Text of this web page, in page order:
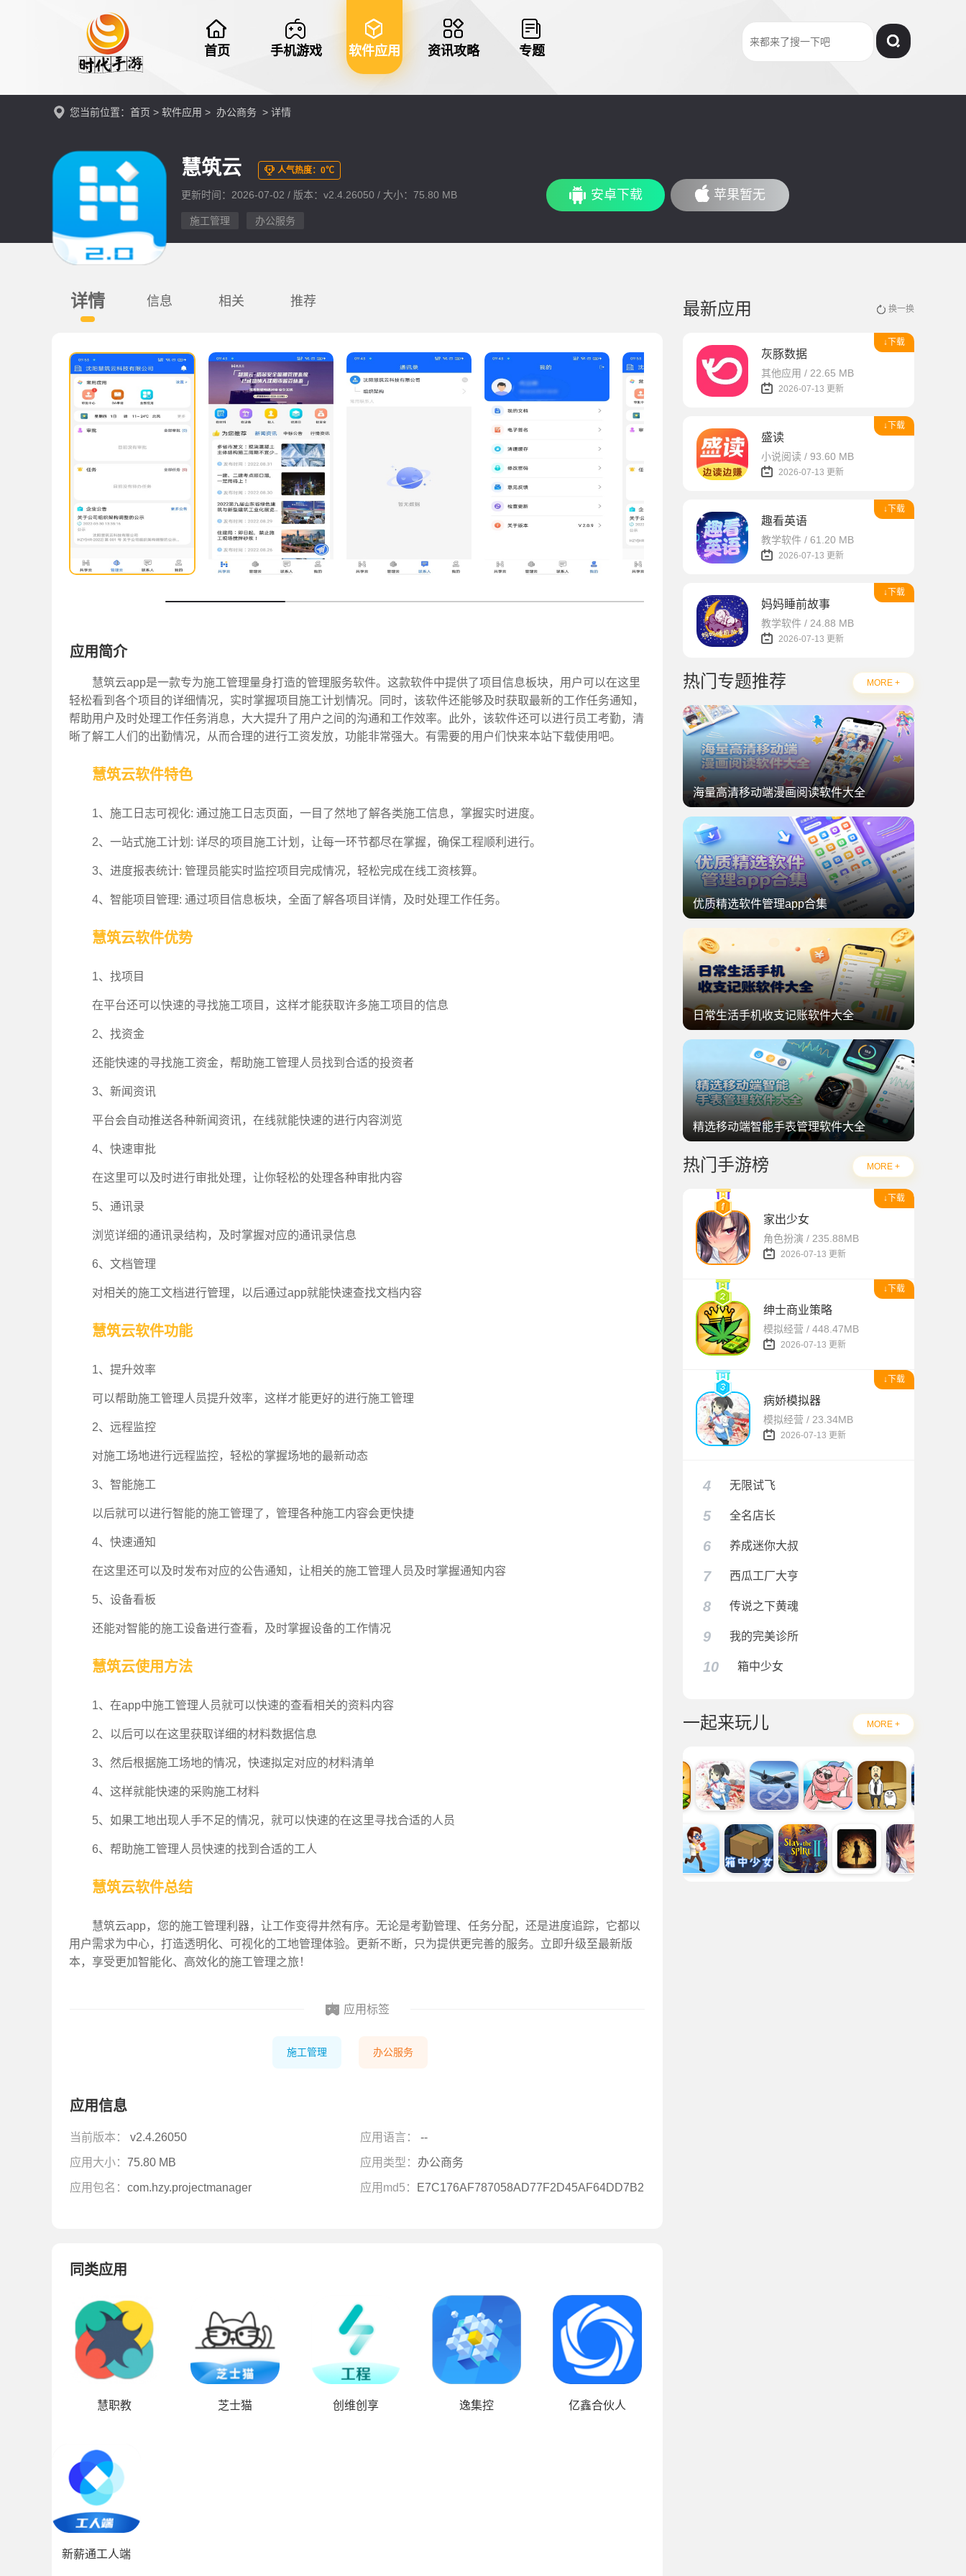
首页 手机游戏 软件应用 资讯攻略 专题
您当前位置： 首页 > 软件应用 > 办公商务 > 详情
慧筑云 人气热度：0℃
更新时间：2026-07-02 / 版本：v2.4.26050 / 大小：75.80 MB
施工管理 办公服务
安卓下载 苹果暂无
详情 信息 相关 推荐
应用简介
慧筑云app是一款专为施工管理量身打造的管理服务软件。这款软件中提供了项目信息板块，用户可以在这里
轻松看到各个项目的详细情况，实时掌握项目施工计划情况。同时，该软件还能够及时获取最新的工作任务通知，
帮助用户及时处理工作任务消息，大大提升了用户之间的沟通和工作效率。此外，该软件还可以进行员工考勤，清
晰了解工人们的出勤情况，从而合理的进行工资发放，功能非常强大。有需要的用户们快来本站下载使用吧。
慧筑云软件特色
1、施工日志可视化: 通过施工日志页面，一目了然地了解各类施工信息，掌握实时进度。
2、一站式施工计划: 详尽的项目施工计划，让每一环节都尽在掌握，确保工程顺利进行。
3、进度报表统计: 管理员能实时监控项目完成情况，轻松完成在线工资核算。
4、智能项目管理: 通过项目信息板块，全面了解各项目详情，及时处理工作任务。
慧筑云软件优势
1、找项目
在平台还可以快速的寻找施工项目，这样才能获取许多施工项目的信息
2、找资金
还能快速的寻找施工资金，帮助施工管理人员找到合适的投资者
3、新闻资讯
平台会自动推送各种新闻资讯，在线就能快速的进行内容浏览
4、快速审批
在这里可以及时进行审批处理，让你轻松的处理各种审批内容
5、通讯录
浏览详细的通讯录结构，及时掌握对应的通讯录信息
6、文档管理
对相关的施工文档进行管理，以后通过app就能快速查找文档内容
慧筑云软件功能
1、提升效率
可以帮助施工管理人员提升效率，这样才能更好的进行施工管理
2、远程监控
对施工场地进行远程监控，轻松的掌握场地的最新动态
3、智能施工
以后就可以进行智能的施工管理了，管理各种施工内容会更快捷
4、快速通知
在这里还可以及时发布对应的公告通知，让相关的施工管理人员及时掌握通知内容
5、设备看板
还能对智能的施工设备进行查看，及时掌握设备的工作情况
慧筑云使用方法
1、在app中施工管理人员就可以快速的查看相关的资料内容
2、以后可以在这里获取详细的材料数据信息
3、然后根据施工场地的情况，快速拟定对应的材料清单
4、这样就能快速的采购施工材料
5、如果工地出现人手不足的情况，就可以快速的在这里寻找合适的人员
6、帮助施工管理人员快速的找到合适的工人
慧筑云软件总结
慧筑云app，您的施工管理利器，让工作变得井然有序。无论是考勤管理、任务分配，还是进度追踪，它都以
用户需求为中心，打造透明化、可视化的工地管理体验。更新不断，只为提供更完善的服务。立即升级至最新版
本，享受更加智能化、高效化的施工管理之旅！
应用标签
施工管理 办公服务
应用信息
当前版本： v2.4.26050 应用语言： --
应用大小： 75.80 MB 应用类型： 办公商务
应用包名： com.hzy.projectmanager 应用md5： E7C176AF787058AD77F2D45AF64DD7B2
同类应用
慧职教 芝士猫 创维创享 逸集控 亿鑫合伙人
新薪通工人端
最新应用 换一换
↓下载
灰豚数据
其他应用 / 22.65 MB
2026-07-13 更新
↓下载
盛读
小说阅读 / 93.60 MB
2026-07-13 更新
↓下载
趣看英语
教学软件 / 61.20 MB
2026-07-13 更新
↓下载
妈妈睡前故事
教学软件 / 24.88 MB
2026-07-13 更新
热门专题推荐 MORE +
海量高清移动端漫画阅读软件大全
优质精选软件管理app合集
日常生活手机收支记账软件大全
精选移动端智能手表管理软件大全
热门手游榜 MORE +
↓下载
家出少女
角色扮演 / 235.88MB
2026-07-13 更新
↓下载
绅士商业策略
模拟经营 / 448.47MB
2026-07-13 更新
↓下载
病娇模拟器
模拟经营 / 23.34MB
2026-07-13 更新
4 无限试飞
5 全名店长
6 养成迷你大叔
7 西瓜工厂大亨
8 传说之下黄魂
9 我的完美诊所
10 箱中少女
一起来玩儿 MORE +